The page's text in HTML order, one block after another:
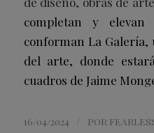
completan y
conforman La Galería,
del arte, donde
cuadros de Jaime
16/04/2024 POR